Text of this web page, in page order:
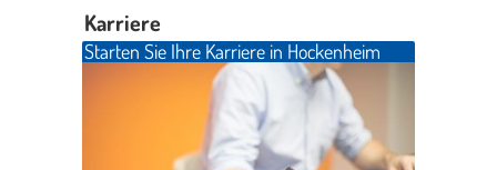
Karriere
Starten Sie Ihre Karriere in Hockenheim